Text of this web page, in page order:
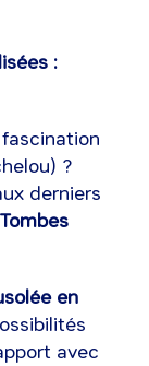
:
?
derniers
en
avec